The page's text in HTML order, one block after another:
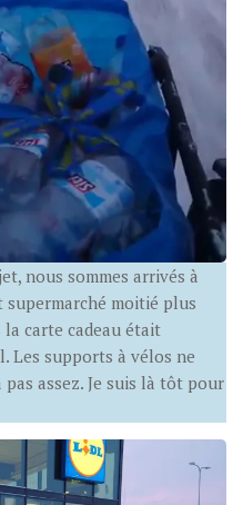
nous sommes arrivés à
moitié plus
la carte cadeau était
Les supports à vélos ne
assez. Je suis là tôt pour